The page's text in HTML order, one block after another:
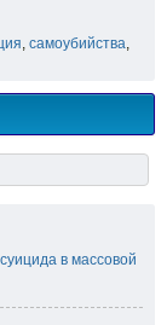
, самоубийства,
в массовой